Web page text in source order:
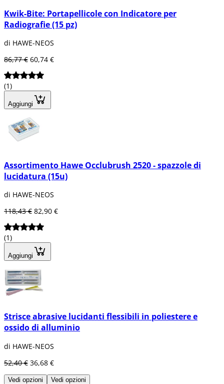
Kwik-Bite: Portapellicole con Indicatore per
Radiografie (15 pz)
di HAWE-NEOS
86,77 € 60,74 €
(1)
Aggiungi
Assortimento Hawe Occlubrush 2520 - spazzole di
lucidatura (15u)
di HAWE-NEOS
118,43 € 82,90 €
(1)
Aggiungi
Strisce abrasive lucidanti flessibili in poliestere e
ossido di alluminio
di HAWE-NEOS
52,40 € 36,68 €
Vedi opzioni Vedi opzioni